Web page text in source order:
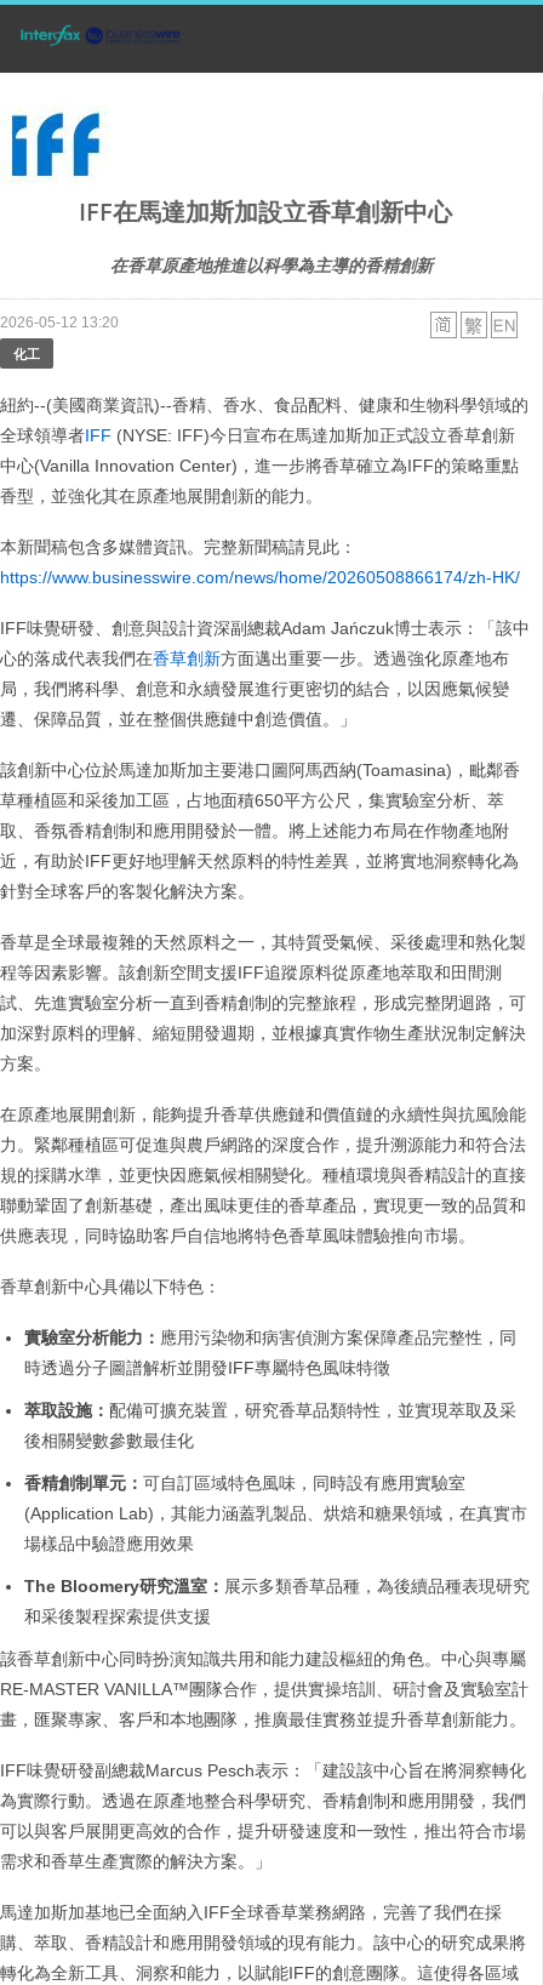
IFF在馬達加斯加設立香草創新中心
在香草原產地推進以科學為主導的香精創新
2026-05-12 13:20
化工
紐約--(美國商業資訊)--香精、香水、食品配料、健康和生物科學領域的
全球領導者IFF (NYSE: IFF)今日宣布在馬達加斯加正式設立香草創新
中心(Vanilla Innovation Center)，進一步將香草確立為IFF的策略重點
香型，並強化其在原產地展開創新的能力。
本新聞稿包含多媒體資訊。完整新聞稿請見此：
https://www.businesswire.com/news/home/20260508866174/zh-HK/
IFF味覺研發、創意與設計資深副總裁Adam Jańczuk博士表示：「該中
心的落成代表我們在香草創新方面邁出重要一步。透過強化原產地布
局，我們將科學、創意和永續發展進行更密切的結合，以因應氣候變
遷、保障品質，並在整個供應鏈中創造價值。」
該創新中心位於馬達加斯加主要港口圖阿馬西納(Toamasina)，毗鄰香
草種植區和采後加工區，占地面積650平方公尺，集實驗室分析、萃
取、香氛香精創制和應用開發於一體。將上述能力布局在作物產地附
近，有助於IFF更好地理解天然原料的特性差異，並將實地洞察轉化為
針對全球客戶的客製化解決方案。
香草是全球最複雜的天然原料之一，其特質受氣候、采後處理和熟化製
程等因素影響。該創新空間支援IFF追蹤原料從原產地萃取和田間測
試、先進實驗室分析一直到香精創制的完整旅程，形成完整閉迴路，可
加深對原料的理解、縮短開發週期，並根據真實作物生產狀況制定解決
方案。
在原產地展開創新，能夠提升香草供應鏈和價值鏈的永續性與抗風險能
力。緊鄰種植區可促進與農戶網路的深度合作，提升溯源能力和符合法
規的採購水準，並更快因應氣候相關變化。種植環境與香精設計的直接
聯動鞏固了創新基礎，產出風味更佳的香草產品，實現更一致的品質和
供應表現，同時協助客戶自信地將特色香草風味體驗推向市場。
香草創新中心具備以下特色：
實驗室分析能力： 應用污染物和病害偵測方案保障產品完整性，同
時透過分子圖譜解析並開發IFF專屬特色風味特徵
萃取設施： 配備可擴充裝置，研究香草品類特性，並實現萃取及采
後相關變數參數最佳化
香精創制單元： 可自訂區域特色風味，同時設有應用實驗室
(Application Lab)，其能力涵蓋乳製品、烘焙和糖果領域，在真實市
場樣品中驗證應用效果
The Bloomery研究溫室： 展示多類香草品種，為後續品種表現研究
和采後製程探索提供支援
該香草創新中心同時扮演知識共用和能力建設樞紐的角色。中心與專屬
RE-MASTER VANILLA™團隊合作，提供實操培訓、研討會及實驗室計
畫，匯聚專家、客戶和本地團隊，推廣最佳實務並提升香草創新能力。
IFF味覺研發副總裁Marcus Pesch表示：「建設該中心旨在將洞察轉化
為實際行動。透過在原產地整合科學研究、香精創制和應用開發，我們
可以與客戶展開更高效的合作，提升研發速度和一致性，推出符合市場
需求和香草生產實際的解決方案。」
馬達加斯加基地已全面納入IFF全球香草業務網路，完善了我們在採
購、萃取、香精設計和應用開發領域的現有能力。該中心的研究成果將
轉化為全新工具、洞察和能力，以賦能IFF的創意團隊。這使得各區域